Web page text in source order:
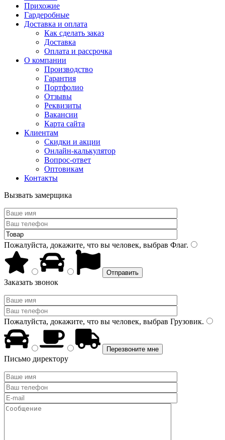
Прихожие
Гардеробные
Доставка и оплата
Как сделать заказ
Доставка
Оплата и рассрочка
О компании
Производство
Гарантия
Портфолио
Отзывы
Реквизиты
Вакансии
Карта сайта
Клиентам
Скидки и акции
Онлайн-калькулятор
Вопрос-ответ
Оптовикам
Контакты
Вызвать замерщика
Пожалуйста, докажите, что вы человек, выбрав Флаг.
Заказать звонок
Пожалуйста, докажите, что вы человек, выбрав Грузовик.
Письмо директору